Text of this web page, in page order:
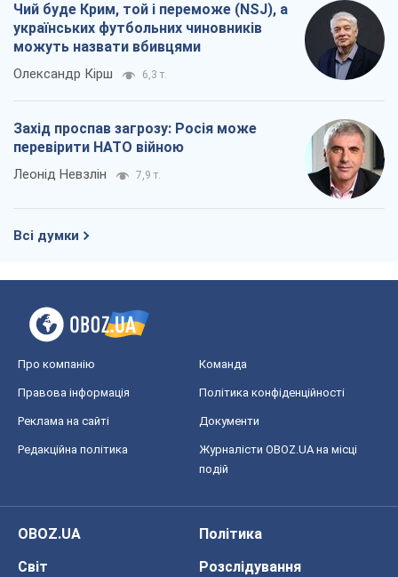
Чий буде Крим, той і переможе (NSJ), а
українських футбольних чиновників
можуть назвати вбивцями
Олександр Кірш 6,3 т.
Захід проспав загрозу: Росія може
перевірити НАТО війною
Леонід Невзлін 7,9 т.
Всі думки
Про компанію Команда
Правова інформація Політика конфіденційності
Реклама на сайті Документи
Редакційна політика
Журналісти OBOZ.UA на місці
подій
OBOZ.UA
Політика
Світ
Розслідування